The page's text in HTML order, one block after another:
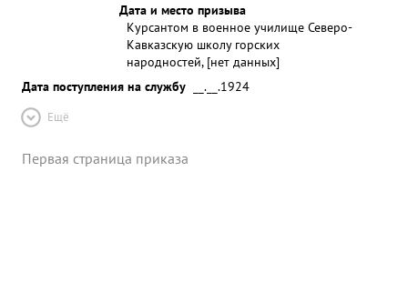
Дата и место призыва
Курсантом в военное училище Северо-
Кавказскую школу горских
народностей, [нет данных]
Дата поступления на службу
__.__.1924
Ещё
Первая страница приказа